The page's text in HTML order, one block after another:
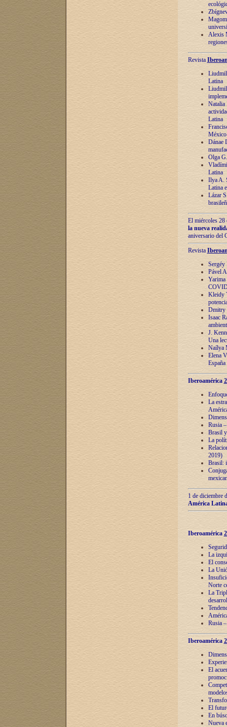
Alexis
Revista
Latina
Natalia
Latina
México
Dánae
Olga
Latina
Ilya A.
Latina
Lázar
El miércoles 28
la nueva
aniversario del
Revista
Sergéy
Pável
Yarima
Kleidy
Dmitry
Isaac
J.
Una
Naílya
Elena
España
Iberoamérica
La
Rusia
Brasil
La
2019)
Brasil:
1 de diciembre
América
Iberoamérica
La
El
La
Norte
La
Rusia
Iberoamérica
El
El
En
Nueva